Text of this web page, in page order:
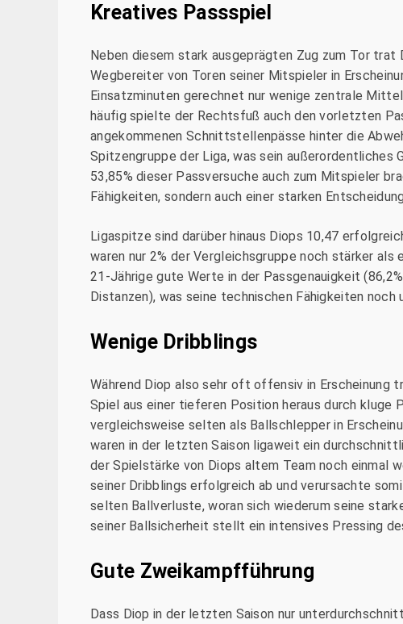
Kreatives Passspiel
Neben diesem stark ausgeprägten Zug zum Tor
Wegbereiter von Toren seiner Mitspieler in
Einsatzminuten gerechnet nur wenige zentrale
häufig spielte der Rechtsfuß auch den vorletzten
angekommenen Schnittstellenpässe hinter die
Spitzengruppe der Liga, was sein außerordentliches
53,85% dieser Passversuche auch zum Mitspieler
Fähigkeiten, sondern auch einer starken
Ligaspitze sind darüber hinaus Diops 10,47
waren nur 2% der Vergleichsgruppe noch stärker
21-Jährige gute Werte in der Passgenauigkeit
Distanzen), was seine technischen Fähigkeiten noch
Wenige Dribblings
Während Diop also sehr oft offensiv in Erscheinung
Spiel aus einer tieferen Position heraus durch kluge
vergleichsweise selten als Ballschlepper in
waren in der letzten Saison ligaweit ein
der Spielstärke von Diops altem Team noch einmal
seiner Dribblings erfolgreich ab und verursachte
selten Ballverluste, woran sich wiederum seine
seiner Ballsicherheit stellt ein intensives Pressing
Gute Zweikampfführung
Dass Diop in der letzten Saison nur